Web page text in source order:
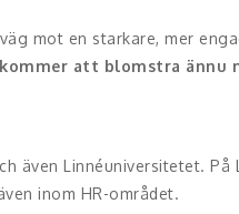
mot en starkare, mer
att blomstra ännu
även Linnéuniversitetet.
inom HR-området.